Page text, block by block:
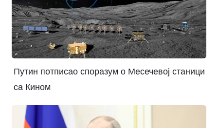
Путин потписао споразум о Месечевој станици
са Кином